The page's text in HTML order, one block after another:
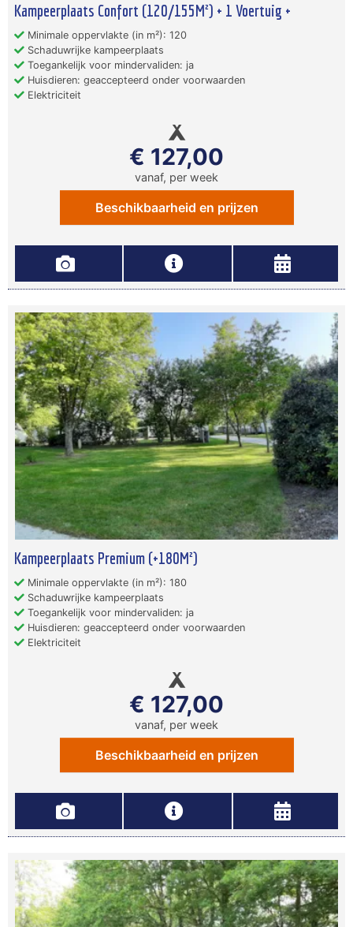
Kampeerplaats Confort (120/155M²) + 1 Voertuig +
Minimale oppervlakte (in m²): 120
Schaduwrijke kampeerplaats
Toegankelijk voor mindervaliden: ja
Huisdieren: geaccepteerd onder voorwaarden
Elektriciteit
€ 127,00
vanaf, per week
Beschikbaarheid en prijzen
Kampeerplaats Premium (+180M²)
Minimale oppervlakte (in m²): 180
Schaduwrijke kampeerplaats
Toegankelijk voor mindervaliden: ja
Huisdieren: geaccepteerd onder voorwaarden
Elektriciteit
€ 127,00
vanaf, per week
Beschikbaarheid en prijzen